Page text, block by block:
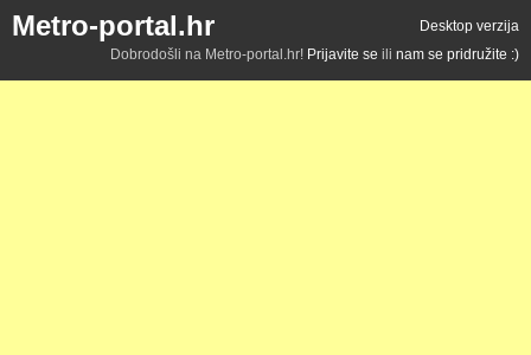
Metro-portal.hr
Desktop verzija
Dobrodošli na Metro-portal.hr! Prijavite se ili nam se pridružite :)